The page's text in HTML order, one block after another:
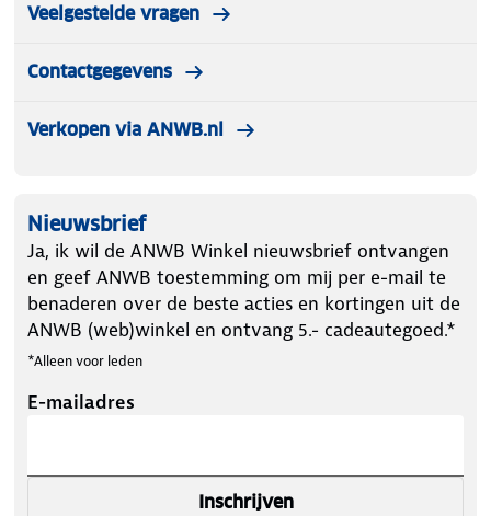
Veelgestelde vragen
Contactgegevens
Verkopen via ANWB.nl
Nieuwsbrief
Ja, ik wil de ANWB Winkel nieuwsbrief ontvangen
en geef ANWB toestemming om mij per e-mail te
benaderen over de beste acties en kortingen uit de
ANWB (web)winkel en ontvang 5.- cadeautegoed.*
*Alleen voor leden
E-mailadres
Inschrijven